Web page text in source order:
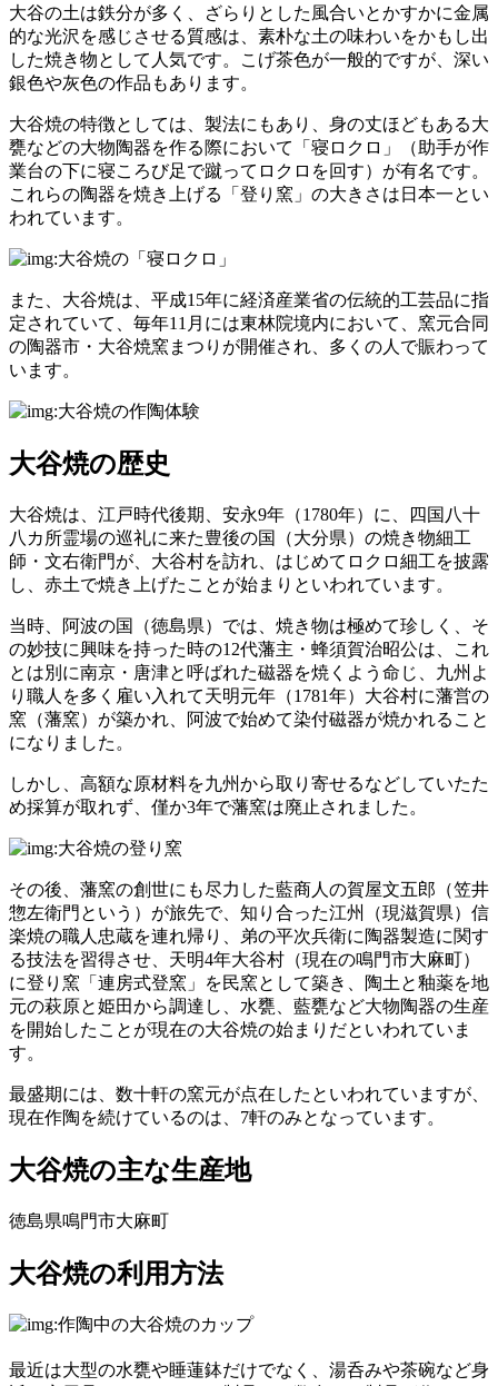
大谷の土は鉄分が多く、ざらりとした風合いとかすかに金属
的な光沢を感じさせる質感は、素朴な土の味わいをかもし出
した焼き物として人気です。こげ茶色が一般的ですが、深い
銀色や灰色の作品もあります。
大谷焼の特徴としては、製法にもあり、身の丈ほどもある大
甕などの大物陶器を作る際において「寝ロクロ」（助手が作
業台の下に寝ころび足で蹴ってロクロを回す）が有名です。
これらの陶器を焼き上げる「登り窯」の大きさは日本一とい
われています。
また、大谷焼は、平成15年に経済産業省の伝統的工芸品に指
定されていて、毎年11月には東林院境内において、窯元合同
の陶器市・大谷焼窯まつりが開催され、多くの人で賑わって
います。
大谷焼の歴史
大谷焼は、江戸時代後期、安永9年（1780年）に、四国八十
八カ所霊場の巡礼に来た豊後の国（大分県）の焼き物細工
師・文右衛門が、大谷村を訪れ、はじめてロクロ細工を披露
し、赤土で焼き上げたことが始まりといわれています。
当時、阿波の国（徳島県）では、焼き物は極めて珍しく、そ
の妙技に興味を持った時の12代藩主・蜂須賀治昭公は、これ
とは別に南京・唐津と呼ばれた磁器を焼くよう命じ、九州よ
り職人を多く雇い入れて天明元年（1781年）大谷村に藩営の
窯（藩窯）が築かれ、阿波で始めて染付磁器が焼かれること
になりました。
しかし、高額な原材料を九州から取り寄せるなどしていたた
め採算が取れず、僅か3年で藩窯は廃止されました。
その後、藩窯の創世にも尽力した藍商人の賀屋文五郎（笠井
惣左衛門という）が旅先で、知り合った江州（現滋賀県）信
楽焼の職人忠蔵を連れ帰り、弟の平次兵衛に陶器製造に関す
る技法を習得させ、天明4年大谷村（現在の鳴門市大麻町）
に登り窯「連房式登窯」を民窯として築き、陶土と釉薬を地
元の萩原と姫田から調達し、水甕、藍甕など大物陶器の生産
を開始したことが現在の大谷焼の始まりだといわれていま
す。
最盛期には、数十軒の窯元が点在したといわれていますが、
現在作陶を続けているのは、7軒のみとなっています。
大谷焼の主な生産地
徳島県鳴門市大麻町
大谷焼の利用方法
最近は大型の水甕や睡蓮鉢だけでなく、湯呑みや茶碗など身